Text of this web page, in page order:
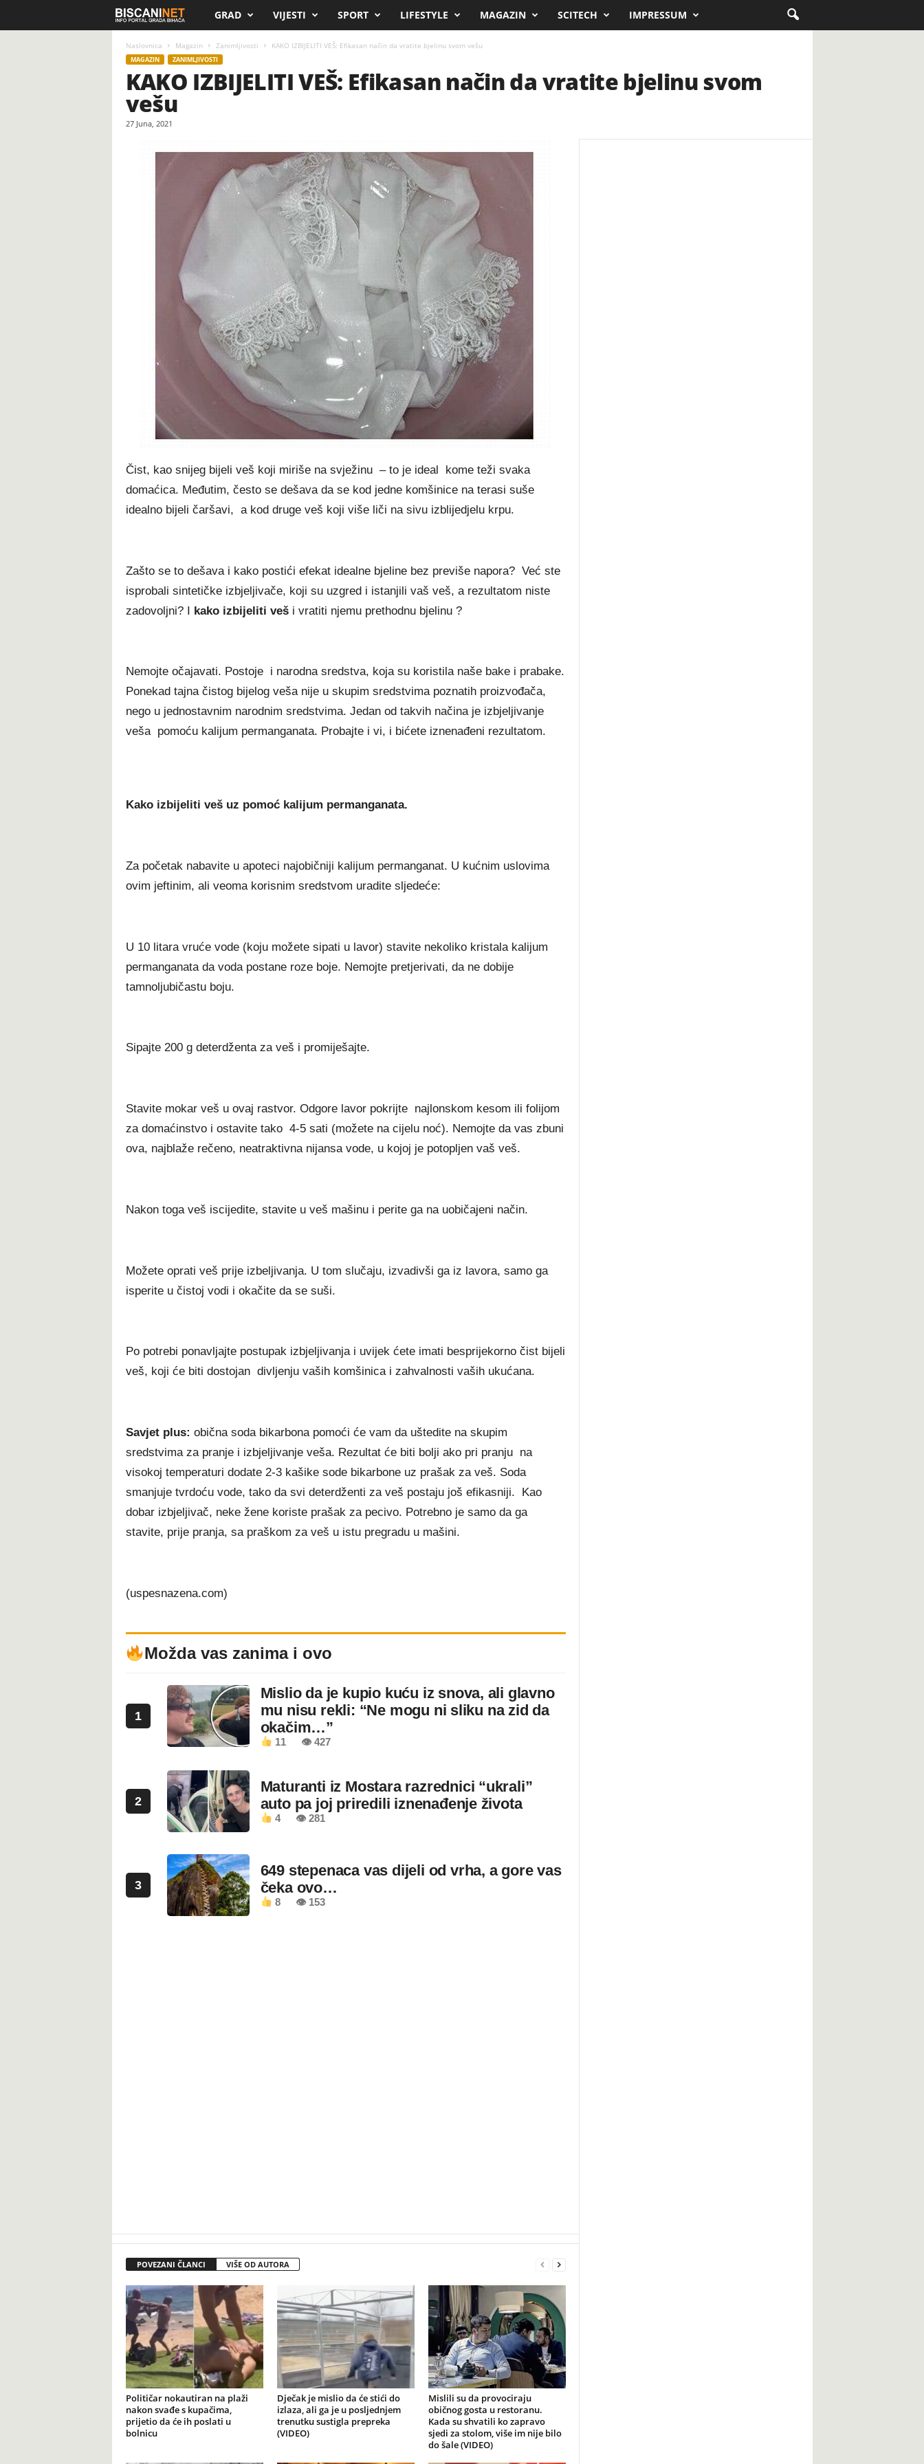
s
GRAD VIJESTI SPORT LIFESTYLE MAGAZIN SCITECH IMPRESSUM
Naslovnica Magazin Zanimljivosti KAKO IZBIJELITI VEŠ: Efikasan način da vratite bjelinu svom vešu
MAGAZIN ZANIMLJIVOSTI
KAKO IZBIJELITI VEŠ: Efikasan način da vratite bjelinu svom
vešu
27 Juna, 2021
Čist, kao snijeg bijeli veš koji miriše na svježinu – to je ideal kome teži svaka
domaćica. Međutim, često se dešava da se kod jedne komšinice na terasi suše
idealno bijeli čaršavi, a kod druge veš koji više liči na sivu izblijedjelu krpu.
Zašto se to dešava i kako postići efekat idealne bjeline bez previše napora? Već ste
isprobali sintetičke izbjeljivače, koji su uzgred i istanjili vaš veš, a rezultatom niste
zadovoljni? I kako izbijeliti veši vratiti njemu prethodnu bjelinu ?
Nemojte očajavati. Postoje i narodna sredstva, koja su koristila naše bake i prabake.
Ponekad tajna čistog bijelog veša nije u skupim sredstvima poznatih proizvođača,
nego u jednostavnim narodnim sredstvima. Jedan od takvih načina je izbjeljivanje
veša pomoću kalijum permanganata. Probajte i vi, i bićete iznenađeni rezultatom.
Kako izbijeliti veš uz pomoć kalijum permanganata.
Za početak nabavite u apoteci najobičniji kalijum permanganat. U kućnim uslovima
ovim jeftinim, ali veoma korisnim sredstvom uradite sljedeće:
U 10 litara vruće vode (koju možete sipati u lavor) stavite nekoliko kristala kalijum
permanganata da voda postane roze boje. Nemojte pretjerivati, da ne dobije
tamnoljubičastu boju.
Sipajte 200 g deterdženta za veš i promiješajte.
Stavite mokar veš u ovaj rastvor. Odgore lavor pokrijte najlonskom kesom ili folijom
za domaćinstvo i ostavite tako 4-5 sati (možete na cijelu noć). Nemojte da vas zbuni
ova, najblaže rečeno, neatraktivna nijansa vode, u kojoj je potopljen vaš veš.
Nakon toga veš iscijedite, stavite u veš mašinu i perite ga na uobičajeni način.
Možete oprati veš prije izbeljivanja. U tom slučaju, izvadivši ga iz lavora, samo ga
isperite u čistoj vodi i okačite da se suši.
Po potrebi ponavljajte postupak izbjeljivanja i uvijek ćete imati besprijekorno čist bijeli
veš, koji će biti dostojan divljenju vaših komšinica i zahvalnosti vaših ukućana.
Savjet plus: obična soda bikarbona pomoći će vam da uštedite na skupim
sredstvima za pranje i izbjeljivanje veša. Rezultat će biti bolji ako pri pranju na
visokoj temperaturi dodate 2-3 kašike sode bikarbone uz prašak za veš. Soda
smanjuje tvrdoću vode, tako da svi deterdženti za veš postaju još efikasniji. Kao
dobar izbjeljivač, neke žene koriste prašak za pecivo. Potrebno je samo da ga
stavite, prije pranja, sa praškom za veš u istu pregradu u mašini.
(uspesnazena.com)
Možda vas zanima i ovo
1
Mislio da je kupio kuću iz snova, ali glavno
mu nisu rekli: “Ne mogu ni sliku na zid da
okačim…”
11 👁 427
2
Maturanti iz Mostara razrednici “ukrali”
auto pa joj priredili iznenađenje života
4 👁 281
3
649 stepenaca vas dijeli od vrha, a gore vas
čeka ovo…
8 👁 153
POVEZANI ČLANCI VIŠE OD AUTORA
Političar nokautiran na plaži
nakon svađe s kupačima,
prijetio da će ih poslati u
bolnicu
Dječak je mislio da će stići do
izlaza, ali ga je u posljednjem
trenutku sustigla prepreka
(VIDEO)
Mislili su da provociraju
običnog gosta u restoranu.
Kada su shvatili ko zapravo
sjedi za stolom, više im nije bilo
do šale (VIDEO)